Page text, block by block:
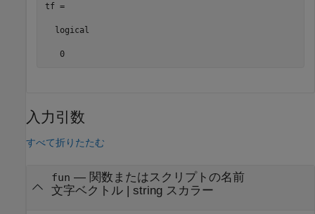
tf =
  logical
   0
入力引数
すべて折りたたむ
fun — 関数またはスクリプトの名前
文字ベクトル| string スカラー